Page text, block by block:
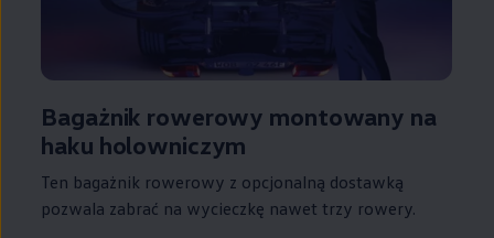
Bagażnik rowerowy montowany na
haku holowniczym
Ten bagażnik rowerowy z opcjonalną dostawką
pozwala zabrać na wycieczkę nawet trzy rowery.